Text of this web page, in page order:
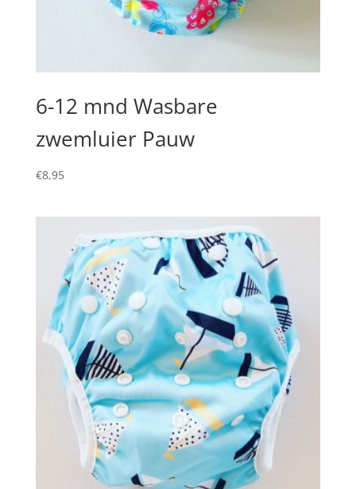
6-12 mnd Wasbare
zwemluier Pauw
€8,95